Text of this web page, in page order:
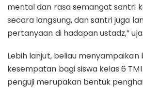
mental dan rasa semangat santri
secara langsung, dan santri juga
pertanyaan di hadapan ustadz,”
Lebih lanjut, beliau menyampaikan
kesempatan bagi siswa kelas 6
penguji merupakan bentuk